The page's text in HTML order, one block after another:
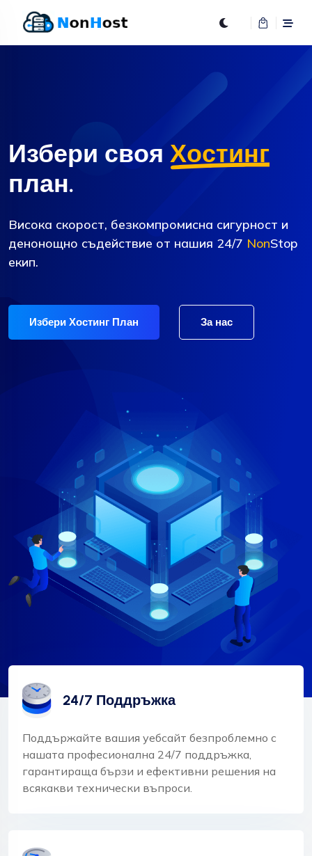
Избери своя Хостинг
план.
Висока скорост, безкомпромисна сигурност и
денонощно съдействие от нашия 24/7 NonStop
екип.
Избери Хостинг План За нас
24/7 Поддръжка
Поддържайте вашия уебсайт безпроблемно с
нашата професионална 24/7 поддръжка,
гарантираща бързи и ефективни решения на
всякакви технически въпроси.